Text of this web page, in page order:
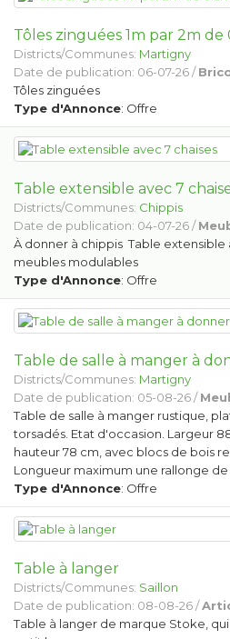
Tôles zinguées 1m par 2m de
Districts/Communes: Martigny
Date de publication: 06-07-26 /
Tôles zinguées
Type d'Annonce: Offre
Table extensible avec 7
Districts/Communes: Chippis
Date de publication: 04-07-26 /
À donner à chippis Table extensible
meubles modulables
Type d'Annonce: Offre
Table de salle à manger à
Districts/Communes: Martigny
Date de publication: 05-08-26 /
Table de salle à manger rustique,
torsadés. Etat d'occasion. Largeur
hauteur 78 cm, avec blocs de bois
Longueur maximum une rallonge de
Type d'Annonce: Offre
Table à langer
Districts/Communes: Saillon
Date de publication: 08-08-26 /
Table à langer de marque Stoke,